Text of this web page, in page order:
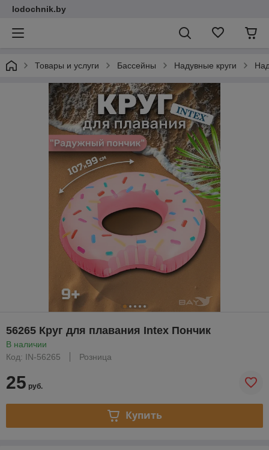
lodochnik.by
Товары и услуги Бассейны Надувные круги
56265 Круг для плавания Intex Пончик
В наличии
Код: IN-56265
Розница
25 руб.
Купить